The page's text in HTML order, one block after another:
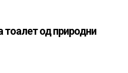
тоалет од природни